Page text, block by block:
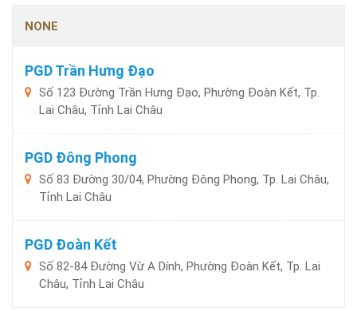
NONE
PGD Trần Hưng Đạo
Số 123 Đường Trần Hưng Đạo, Phường Đoàn Kết, Tp.
Lai Châu, Tỉnh Lai Châu
PGD Đông Phong
Số 83 Đường 30/04, Phường Đông Phong, Tp. Lai Châu,
Tỉnh Lai Châu
PGD Đoàn Kết
Số 82-84 Đường Vừ A Dính, Phường Đoàn Kết, Tp. Lai
Châu, Tỉnh Lai Châu